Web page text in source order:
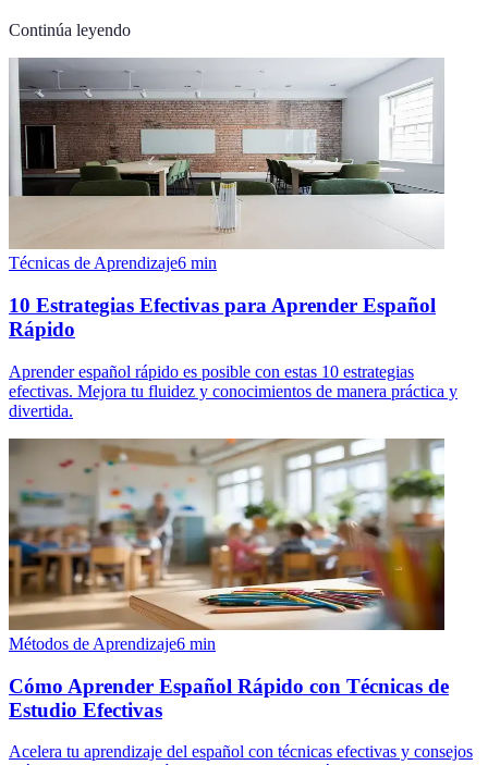
Continúa leyendo
Técnicas de Aprendizaje6 min
10 Estrategias Efectivas para Aprender Español
Rápido
Aprender español rápido es posible con estas 10 estrategias
efectivas. Mejora tu fluidez y conocimientos de manera práctica y
divertida.
Métodos de Aprendizaje6 min
Cómo Aprender Español Rápido con Técnicas de
Estudio Efectivas
Acelera tu aprendizaje del español con técnicas efectivas y consejos